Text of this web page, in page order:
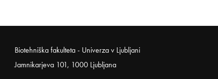
Noga strani
Biotehniška fakulteta - Univerza v Ljubljani
Jamnikarjeva 101, 1000 Ljubljana